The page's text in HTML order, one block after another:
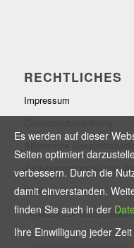
RECHTLICHES
Impressum
Zahlungsmethoden und
Widerrufsbelehrung
Hinweise zur
Es werden auf dieser
Seiten optimiert
verbessern. Durch die
damit einverstanden.
finden Sie auch in der
Ihre Einwilligung jeder